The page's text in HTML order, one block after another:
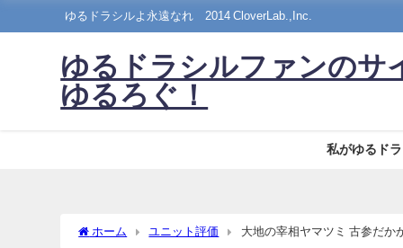
ゆるドラシルよ永遠なれ©2014 CloverLab.,Inc.
ゆるドラシルファンのサ
ゆるろぐ！
私がゆるド
ホーム ユニット評価 大地の宰相ヤマツミ 古参だか